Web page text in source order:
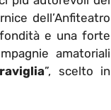
dell’Anfiteatro
e una forte
amatoriali
”, scelto in